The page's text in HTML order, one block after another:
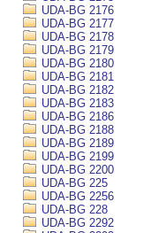
UDA-BG 2176
UDA-BG 2177
UDA-BG 2178
UDA-BG 2179
UDA-BG 2180
UDA-BG 2181
UDA-BG 2182
UDA-BG 2183
UDA-BG 2186
UDA-BG 2188
UDA-BG 2189
UDA-BG 2199
UDA-BG 2200
UDA-BG 225
UDA-BG 2256
UDA-BG 228
UDA-BG 2292